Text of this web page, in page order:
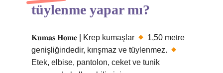
tüylenme yapar mı?
𝐊𝐮𝐦𝐚𝐬 𝐇𝐨𝐦𝐞 | Krep kumaşlar
1,50 metre
genişliğindedir, kırışmaz ve tüylenmez.
Etek, elbise, pantolon, ceket ve tunik